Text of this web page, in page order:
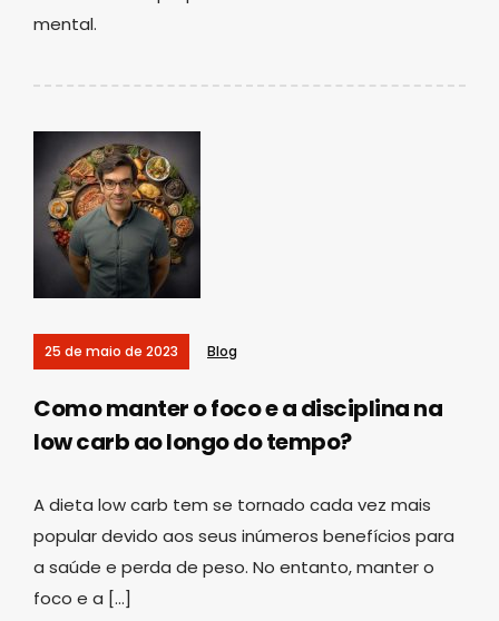
mental.
25 de maio de 2023 Blog
Como manter o foco e a disciplina na
low carb ao longo do tempo?
A dieta low carb tem se tornado cada vez mais
popular devido aos seus inúmeros benefícios para
a saúde e perda de peso. No entanto, manter o
foco e a […]